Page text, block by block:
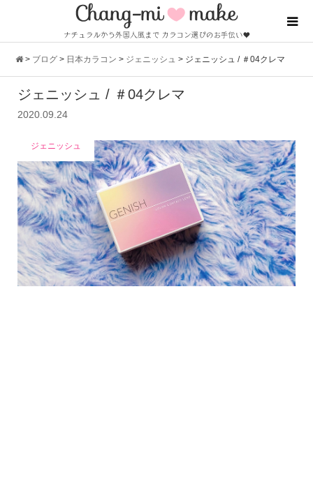
> ブログ > 日本カラコン > ジェニッシュ > ジェニッシュ / ＃04クレマ
ジェニッシュ / ＃04クレマ
2020.09.24
ジェニッシュ